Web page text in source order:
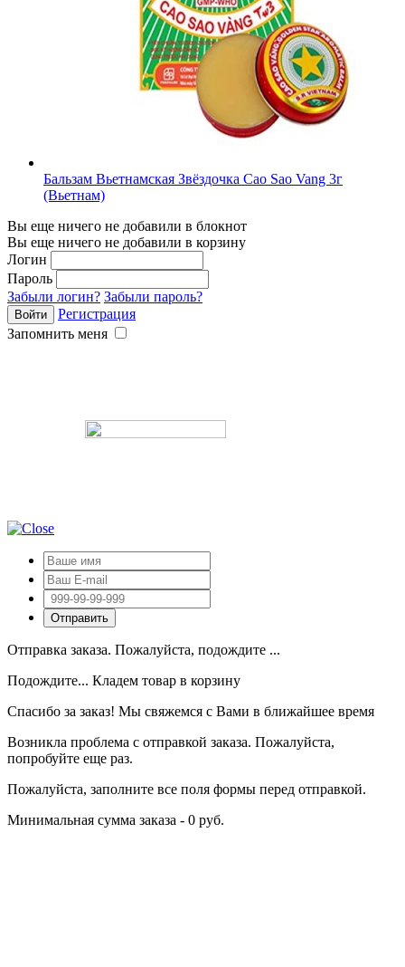
Бальзам Вьетнамская Звёздочка Cao Sao Vang 3г
(Вьетнам)
Вы еще ничего не добавили в блокнот
Вы еще ничего не добавили в корзину
Логин
Пароль
Забыли логин? Забыли пароль?
Регистрация
Запомнить меня
Отправка заказа. Пожалуйста, подождите ...
Подождите... Кладем товар в корзину
Спасибо за заказ! Мы свяжемся с Вами в ближайшее время
Возникла проблема с отправкой заказа. Пожалуйста,
попробуйте еще раз.
Пожалуйста, заполните все поля формы перед отправкой.
Минимальная сумма заказа - 0 руб.